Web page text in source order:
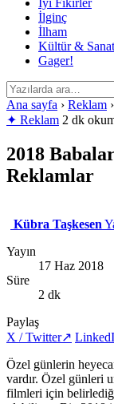
İyi Fikirler
İlginç
İlham
Kültür & Sanat
Gager!
Ana sayfa › Reklam ›
✦ Reklam 2 dk
2018
Reklamlar
Kübra Taşkesen
Yayın
17 Haz 2018
Süre
2 dk
Paylaş
X / Twitter↗
Özel günlerin
vardır. Özel günleri
filmleri için